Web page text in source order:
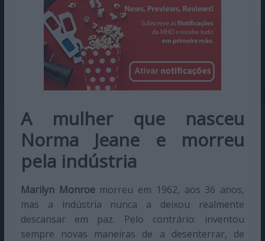
A mulher que nasceu
Norma Jeane e morreu
pela indústria
Marilyn Monroemorreu em 1962, aos 36 anos,
mas a indústria nunca a deixou realmente
descansar em paz. Pelo contrário: inventou
sempre novas maneiras de a desenterrar, de